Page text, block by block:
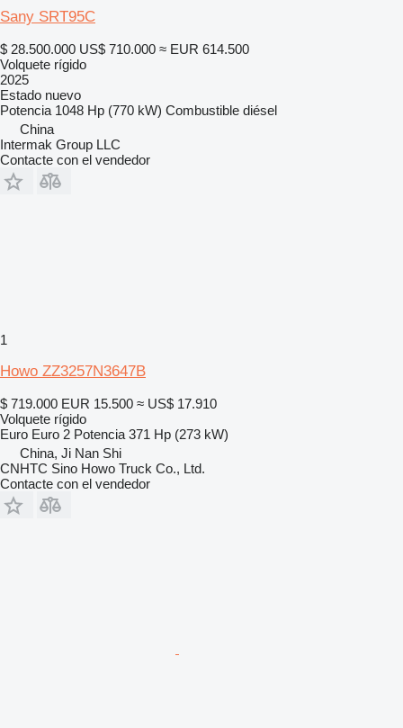
Sany SRT95C
$ 28.500.000 US$ 710.000 ≈ EUR 614.500
Volquete rígido
2025
Estado nuevo
Potencia 1048 Hp (770 kW) Combustible diésel
China
Intermak Group LLC
Contacte con el vendedor
1
Howo ZZ3257N3647B
$ 719.000 EUR 15.500 ≈ US$ 17.910
Volquete rígido
Euro Euro 2 Potencia 371 Hp (273 kW)
China, Ji Nan Shi
CNHTC Sino Howo Truck Co., Ltd.
Contacte con el vendedor